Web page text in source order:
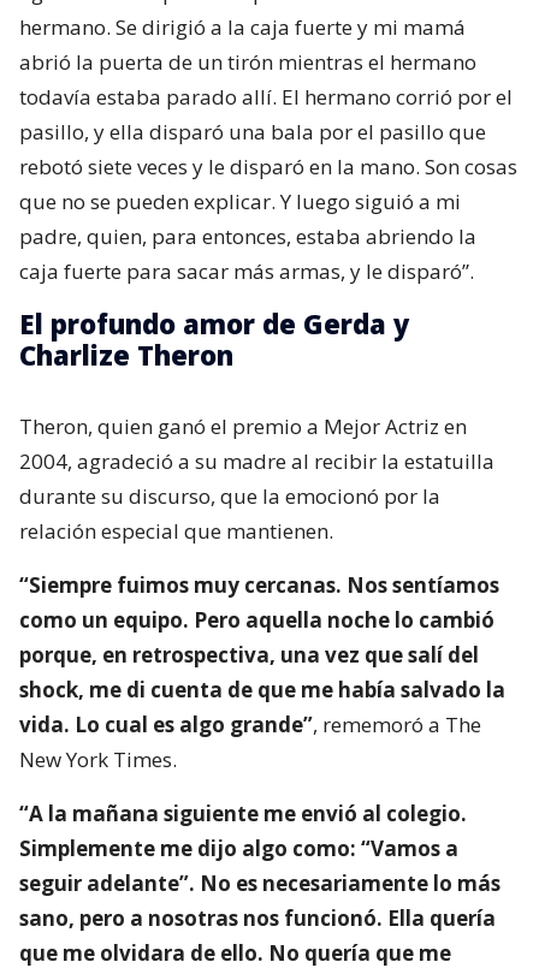
hermano. Se dirigió a la caja fuerte y mi mamá
abrió la puerta de un tirón mientras el hermano
todavía estaba parado allí. El hermano corrió por el
pasillo, y ella disparó una bala por el pasillo que
rebotó siete veces y le disparó en la mano. Son cosas
que no se pueden explicar. Y luego siguió a mi
padre, quien, para entonces, estaba abriendo la
caja fuerte para sacar más armas, y le disparó”.
El profundo amor de Gerda y
Charlize Theron
Theron, quien ganó el premio a Mejor Actriz en
2004, agradeció a su madre al recibir la estatuilla
durante su discurso, que la emocionó por la
relación especial que mantienen.
“Siempre fuimos muy cercanas. Nos sentíamos
como un equipo. Pero aquella noche lo cambió
porque, en retrospectiva, una vez que salí del
shock, me di cuenta de que me había salvado la
vida. Lo cual es algo grande”, rememoró a The
New York Times.
“A la mañana siguiente me envió al colegio.
Simplemente me dijo algo como: “Vamos a
seguir adelante”. No es necesariamente lo más
sano, pero a nosotras nos funcionó. Ella quería
que me olvidara de ello. No quería que me